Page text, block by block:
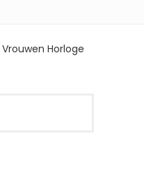
Horloge